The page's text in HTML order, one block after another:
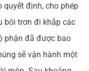
định, cho phép
bôi trơn đi khắp các
phận đã được bao
sẽ vận hành một